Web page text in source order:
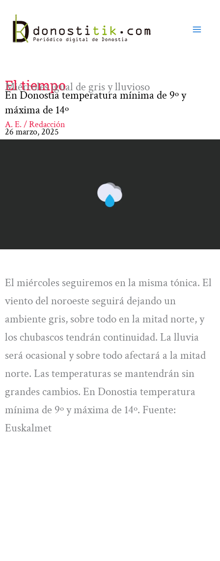
contenido
El tiempo
Miércoles igual de gris y lluvioso
En Donostia temperatura mínima de 9º y
máxima de 14º
A. E. / Redacción
26 marzo, 2025
El miércoles seguiremos en la misma tónica. El
viento del noroeste seguirá dejando un
ambiente gris, sobre todo en la mitad norte, y
los chubascos tendrán continuidad. La lluvia
será ocasional y sobre todo afectará a la mitad
norte. Las temperaturas se mantendrán sin
grandes cambios. En Donostia temperatura
mínima de 9º y máxima de 14º. Fuente:
Euskalmet